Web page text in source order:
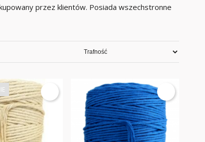
przez klientów. Posiada wszechstronne